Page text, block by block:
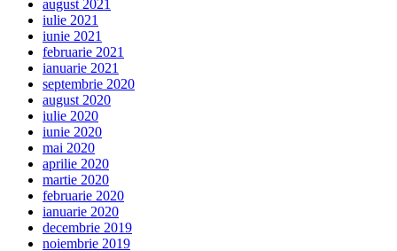
august 2021
iulie 2021
iunie 2021
februarie 2021
ianuarie 2021
septembrie 2020
august 2020
iulie 2020
iunie 2020
mai 2020
aprilie 2020
martie 2020
februarie 2020
ianuarie 2020
decembrie 2019
noiembrie 2019